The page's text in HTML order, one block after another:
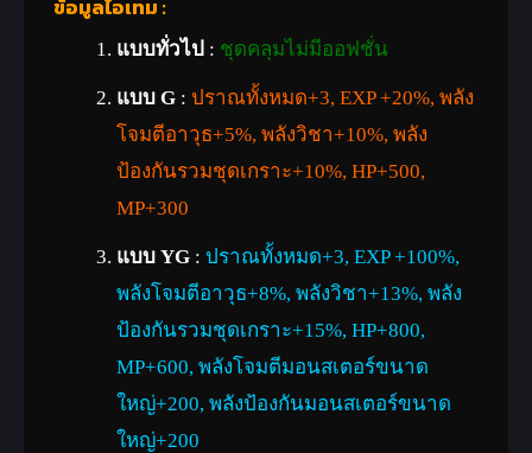
ข้อมูลไอเทม :
แบบทั่วไป : ชุดคลุมไม่มีออฟชั่น
แบบ G : ปราณทั้งหมด+3, EXP +20%, พลัง
โจมตีอาวุธ+5%, พลังวิชา+10%, พลัง
ป้องกันรวมชุดเกราะ+10%, HP+500,
MP+300
แบบ YG : ปราณทั้งหมด+3, EXP +100%,
พลังโจมตีอาวุธ+8%, พลังวิชา+13%, พลัง
ป้องกันรวมชุดเกราะ+15%, HP+800,
MP+600, พลังโจมตีมอนสเตอร์ขนาด
ใหญ่+200, พลังป้องกันมอนสเตอร์ขนาด
ใหญ่+200